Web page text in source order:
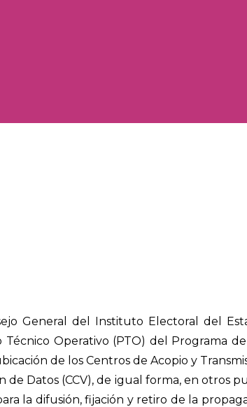
General del Instituto Electoral del
Operativo (PTO) del Programa
de los Centros de Acopio y
de Datos (CCV), de igual forma, en otros
la difusión, fijación y retiro de la